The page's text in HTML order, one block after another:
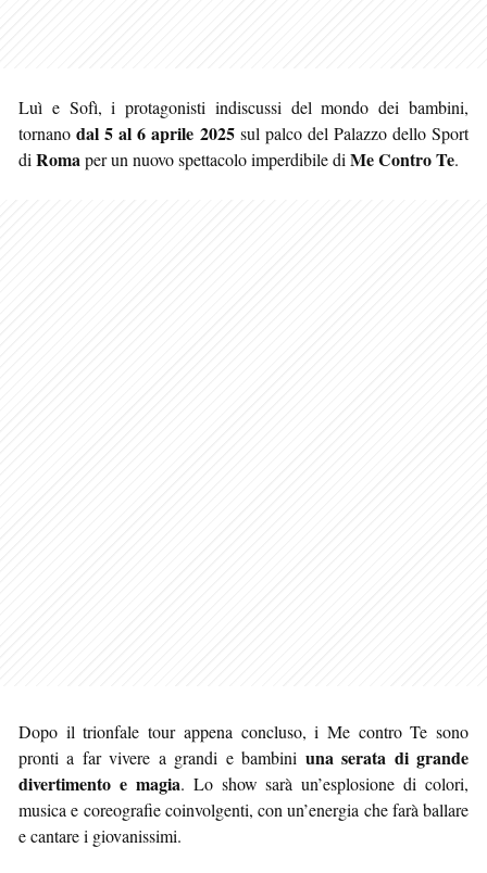
Luì e Sofì, i protagonisti indiscussi del mondo dei bambini,
tornanodal 5 al 6 aprile 2025sul palco del Palazzo dello Sport
di Romaper un nuovo spettacolo imperdibile di Me Contro Te.
Dopo il trionfale tour appena concluso, i Me contro Te sono
pronti a far vivere a grandi e bambini una serata di grande
divertimento e magia. Lo show sarà un’esplosione di colori,
musica e coreografie coinvolgenti, con un’energia che farà ballare
e cantare i giovanissimi.